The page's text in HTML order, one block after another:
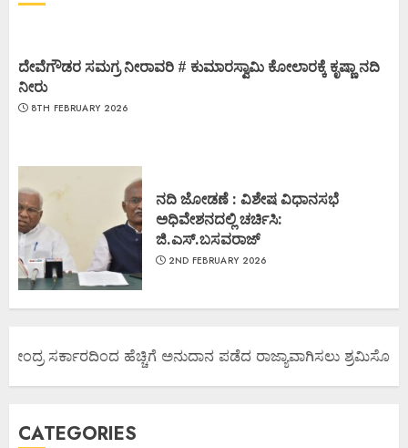
ದೇವೆಗೌಡರ ಸಮಗ್ರ ನೀರಾವರಿ # ಕುಮಾರಸ್ವಾಮಿ ಕೋಲಾರಕ್ಕೆ ಕೃಷ್ಣಾ ನದಿ
ನೀರು
8TH FEBRUARY 2026
ನದಿ ಜೋಡಣೆ : ವಿಶೇಷ ವಿಧಾನಸಭೆ
ಅಧಿವೇಶನದಲ್ಲಿ ಚರ್ಚಿಸಿ:
ಜಿ.ಎಸ್.ಬಸವರಾಜ್
2ND FEBRUARY 2026
ಸರ್ಕಾರದಿಂದ ಹೆಚ್ಚಿಗೆ ಅನುದಾನ ಪಡೆದ ರಾಜ್ಯಾವಾಗಿಸಲು ಶ್ರಮಿಸೋಣ
CATEGORIES